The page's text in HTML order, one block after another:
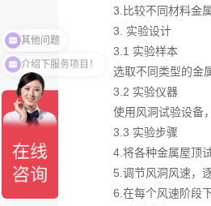
3.比较不同材料金
3. 实验设计
3.1 实验样本
选取不同类型的金
3.2 实验仪器
使用风洞试验设备
3.3 实验步骤
4.将各种金属屋顶
5.调节风洞风速，
6.在每个风速阶段